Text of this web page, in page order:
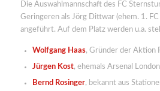
Die Auswahlmannschaft des FC
Geringeren als Jörg Dittwar (ehem. 1.
angeführt. Auf dem Platz werden u.a.
Wolfgang Haas, Gründer der Aktion
Jürgen Kost, ehemals Arsenal London
Bernd Rosinger, bekannt aus